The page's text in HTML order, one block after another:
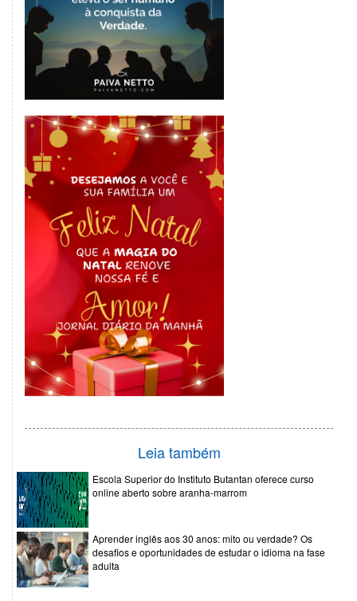
Leia também
Escola Superior do Instituto Butantan oferece curso
online aberto sobre aranha-marrom
Aprender inglês aos 30 anos: mito ou verdade? Os
desafios e oportunidades de estudar o idioma na fase
adulta